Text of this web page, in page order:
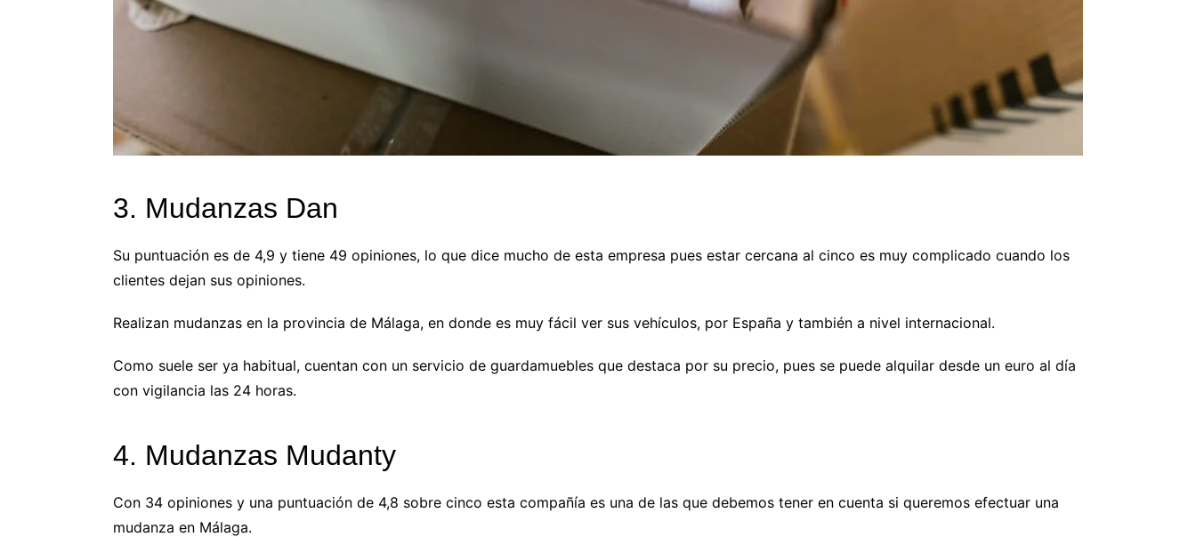
3. Mudanzas Dan
Su puntuación es de 4,9 y tiene 49 opiniones, lo que dice mucho de esta empresa pues estar cercana al cinco es muy complicado cuando los
clientes dejan sus opiniones.
Realizan mudanzas en la provincia de Málaga, en donde es muy fácil ver sus vehículos, por España y también a nivel internacional.
Como suele ser ya habitual, cuentan con un servicio de guardamuebles que destaca por su precio, pues se puede alquilar desde un euro al día
con vigilancia las 24 horas.
4. Mudanzas Mudanty
Con 34 opiniones y una puntuación de 4,8 sobre cinco esta compañía es una de las que debemos tener en cuenta si queremos efectuar una
mudanza en Málaga.